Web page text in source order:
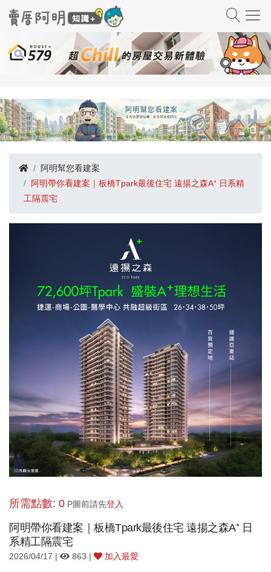
阿明幫您看建案
阿明帶你看建案｜板橋Tpark最後住宅 遠揚之森A⁺ 日系精
工隔震宅
所需點數: 0 P圖前請先登入
阿明帶你看建案｜板橋Tpark最後住宅 遠揚之森A⁺ 日
系精工隔震宅
2026/04/17 | 863 | 加入最愛